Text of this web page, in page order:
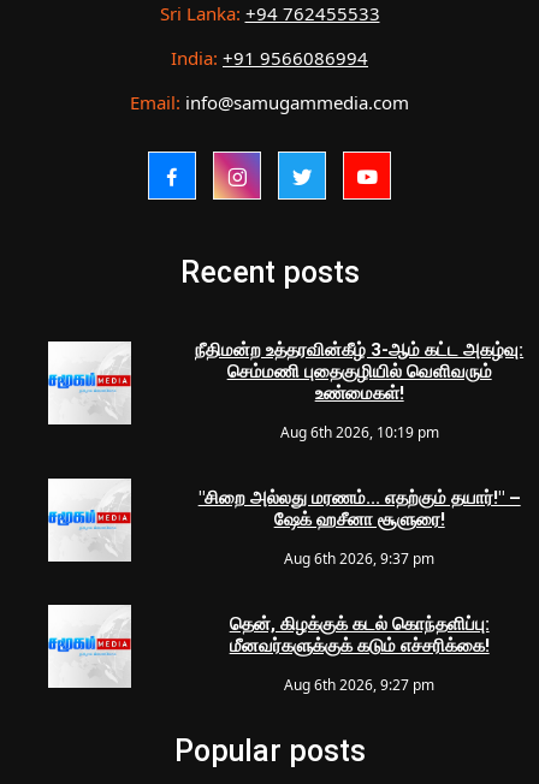
Sri Lanka: +94 762455533
India: +91 9566086994
Email: info@samugammedia.com
Recent posts
நீதிமன்ற உத்தரவின்கீழ் 3-ஆம் கட்ட அகழ்வு:
செம்மணி புதைகுழியில் வெளிவரும்
உண்மைகள்!
Aug 6th 2026, 10:19 pm
"சிறை அல்லது மரணம்... எதற்கும் தயார்!" –
ஷேக் ஹசீனா சூளுரை!
Aug 6th 2026, 9:37 pm
தென், கிழக்குக் கடல் கொந்தளிப்பு:
மீனவர்களுக்குக் கடும் எச்சரிக்கை!
Aug 6th 2026, 9:27 pm
Popular posts